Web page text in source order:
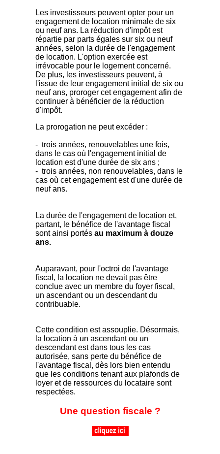
Les investisseurs peuvent opter pour un
engagement de location minimale de six
ou neuf ans. La réduction d'impôt est
répartie par parts égales sur six ou neuf
années, selon la durée de l'engagement
de location. L'option exercée est
irrévocable pour le logement concerné.
De plus, les investisseurs peuvent, à
l'issue de leur engagement initial de six ou
neuf ans, proroger cet engagement afin de
continuer à bénéficier de la réduction
d'impôt.
La prorogation ne peut excéder :
- trois années, renouvelables une fois,
dans le cas où l'engagement initial de
location est d'une durée de six ans ;
- trois années, non renouvelables, dans le
cas où cet engagement est d'une durée de
neuf ans.
La durée de l'engagement de location et,
partant, le bénéfice de l'avantage fiscal
sont ainsi portés au maximum à douze
ans.
Auparavant, pour l'octroi de l'avantage
fiscal, la location ne devait pas être
conclue avec un membre du foyer fiscal,
un ascendant ou un descendant du
contribuable.
Cette condition est assouplie. Désormais,
la location à un ascendant ou un
descendant est dans tous les cas
autorisée, sans perte du bénéfice de
l'avantage fiscal, dès lors bien entendu
que les conditions tenant aux plafonds de
loyer et de ressources du locataire sont
respectées.
Une question fiscale ?